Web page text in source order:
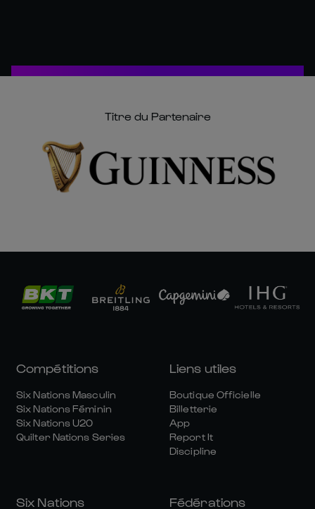
Titre du Partenaire
Compétitions
Six Nations Masculin
Six Nations Féminin
Six Nations U20
Quilter Nations Series
Liens utiles
Boutique Officielle
Billetterie
App
Report It
Discipline
Six Nations Fédérations